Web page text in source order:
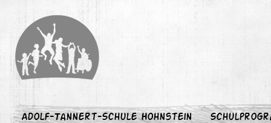
Adolf-Tannert-Schule Hohnstein